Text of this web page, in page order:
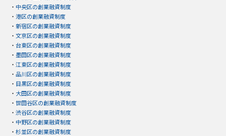
・ 中央区の創業融資制度
・ 港区の創業融資制度
・ 新宿区の創業融資制度
・ 文京区の創業融資制度
・ 台東区の創業融資制度
・ 墨田区の創業融資制度
・ 江東区の創業融資制度
・ 品川区の創業融資制度
・ 目黒区の創業融資制度
・ 大田区の創業融資制度
・ 世田谷区の創業融資制度
・ 渋谷区の創業融資制度
・ 中野区の創業融資制度
・ 杉並区の創業融資制度